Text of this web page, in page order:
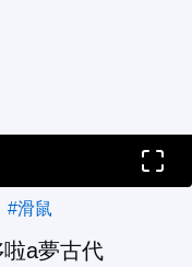
#滑鼠